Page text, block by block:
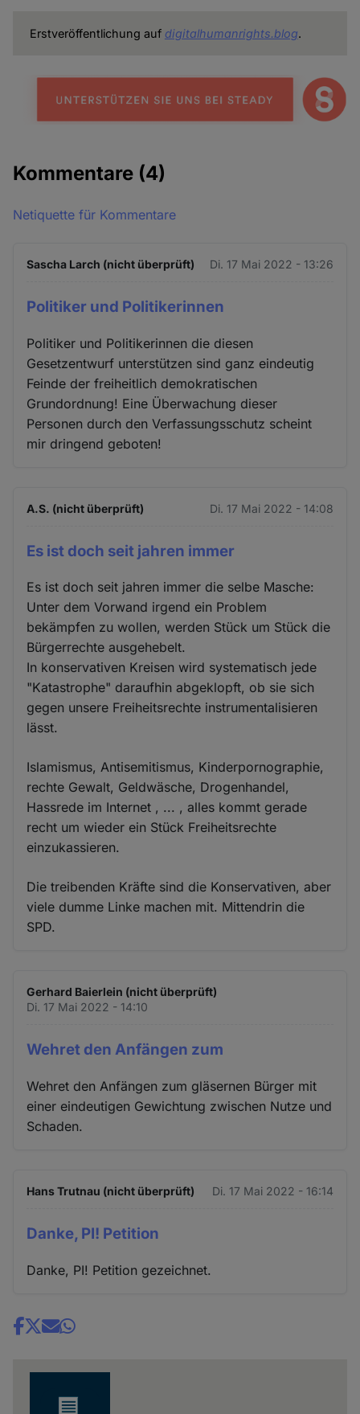
Erstveröffentlichung auf digitalhumanrights.blog.
Kommentare (4)
Netiquette für Kommentare
Sascha Larch (nicht überprüft) Di. 17 Mai 2022 - 13:26
Politiker und Politikerinnen
Politiker und Politikerinnen die diesen
Gesetzentwurf unterstützen sind ganz eindeutig
Feinde der freiheitlich demokratischen
Grundordnung! Eine Überwachung dieser
Personen durch den Verfassungsschutz scheint
mir dringend geboten!
A.S. (nicht überprüft) Di. 17 Mai 2022 - 14:08
Es ist doch seit jahren immer
Es ist doch seit jahren immer die selbe Masche:
Unter dem Vorwand irgend ein Problem
bekämpfen zu wollen, werden Stück um Stück die
Bürgerrechte ausgehebelt.
In konservativen Kreisen wird systematisch jede
"Katastrophe" daraufhin abgeklopft, ob sie sich
gegen unsere Freiheitsrechte instrumentalisieren
lässt.
Islamismus, Antisemitismus, Kinderpornographie,
rechte Gewalt, Geldwäsche, Drogenhandel,
Hassrede im Internet , ... , alles kommt gerade
recht um wieder ein Stück Freiheitsrechte
einzukassieren.
Die treibenden Kräfte sind die Konservativen, aber
viele dumme Linke machen mit. Mittendrin die
SPD.
Gerhard Baierlein (nicht überprüft)
Di. 17 Mai 2022 - 14:10
Wehret den Anfängen zum
Wehret den Anfängen zum gläsernen Bürger mit
einer eindeutigen Gewichtung zwischen Nutze und
Schaden.
Hans Trutnau (nicht überprüft) Di. 17 Mai 2022 - 16:14
Danke, PI! Petition
Danke, PI! Petition gezeichnet.
Share